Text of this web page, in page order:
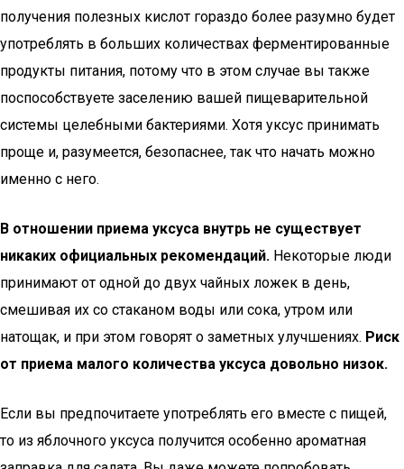
получения полезных кислот гораздо более разумно будет
употреблять в больших количествах ферментированные
продукты питания, потому что в этом случае вы также
поспособствуете заселению вашей пищеварительной
системы целебными бактериями. Хотя уксус принимать
проще и, разумеется, безопаснее, так что начать можно
именно с него.
В отношении приема уксуса внутрь не существует
никаких официальных рекомендаций. Некоторые люди
принимают от одной до двух чайных ложек в день,
смешивая их со стаканом воды или сока, утром или
натощак, и при этом говорят о заметных улучшениях. Риск
от приема малого количества уксуса довольно низок.
Если вы предпочитаете употреблять его вместе с пищей,
то из яблочного уксуса получится особенно ароматная